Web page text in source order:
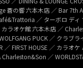
蒼の響 六本木店 ／ Bar 7th
／ ターボロ デ
ラオケ館 六本木店 ／
PUCK ／ クラブ
／ FIRST HOUSE ／ カラオ
／